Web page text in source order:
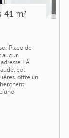
41 m²
Place de
aucun
! À
cet
offre un